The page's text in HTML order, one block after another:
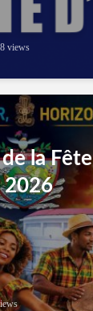
views
la Fête
2026